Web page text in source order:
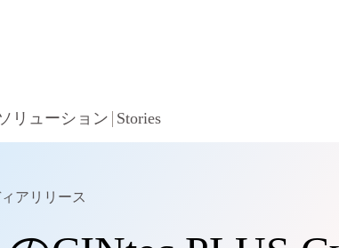
リューション Stories
ィアリリース